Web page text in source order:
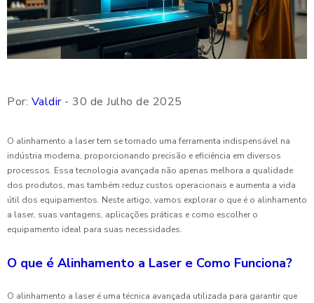
Por: Valdir- 30 de Julho de 2025
O alinhamento a laser tem se tornado uma ferramenta indispensável na
indústria moderna, proporcionando precisão e eficiência em diversos
processos. Essa tecnologia avançada não apenas melhora a qualidade
dos produtos, mas também reduz custos operacionais e aumenta a vida
útil dos equipamentos. Neste artigo, vamos explorar o que é o alinhamento
a laser, suas vantagens, aplicações práticas e como escolher o
equipamento ideal para suas necessidades.
O que é Alinhamento a Laser e Como Funciona?
O alinhamento a laser é uma técnica avançada utilizada para garantir que